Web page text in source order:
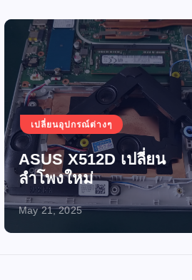
นอุปกรณ์ต่างๆ
X512D เปลี่ยน
งใหม่
2025